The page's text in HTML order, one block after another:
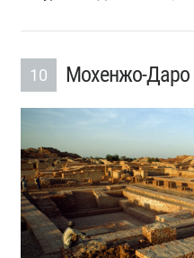
10 Мохенжо-Даро